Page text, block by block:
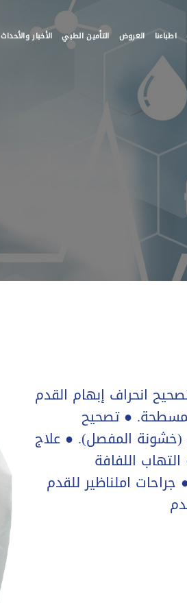
اطباءنا العروض التأمين الطبي الأخبار والأحداث
انحراف إبھام القدم
● تصحیح
المفصل). ● علاج
اللفافة
املناظير للقدم